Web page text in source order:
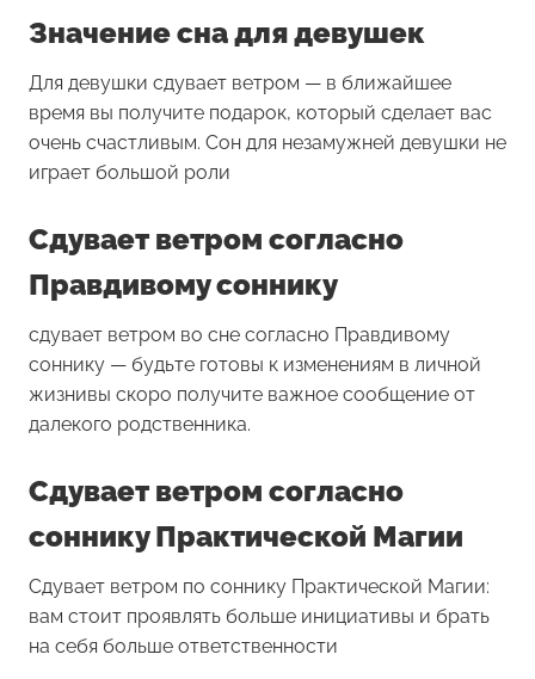
Значение сна для девушек
Для девушки сдувает ветром — в ближайшее
время вы получите подарок, который сделает вас
очень счастливым. Сон для незамужней девушки не
играет большой роли
Сдувает ветром согласно
Правдивому соннику
сдувает ветром во сне согласно Правдивому
соннику — будьте готовы к изменениям в личной
жизнивы скоро получите важное сообщение от
далекого родственника.
Сдувает ветром согласно
соннику Практической Магии
Сдувает ветром по соннику Практической Магии:
вам стоит проявлять больше инициативы и брать
на себя больше ответственности